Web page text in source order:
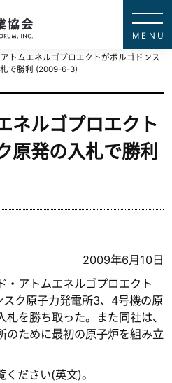
トムエネルゴプロエクトがボルゴドンス
で勝利 (2009-6-3)
ネルゴプロエクト
原発の入札で勝利
2009年6月10日
アトムエネルゴプロエクト
ク原子力発電所3、4号機の原
を勝ち取った。また同社は、
のために最初の原子炉を組み立
ださい(英文)。